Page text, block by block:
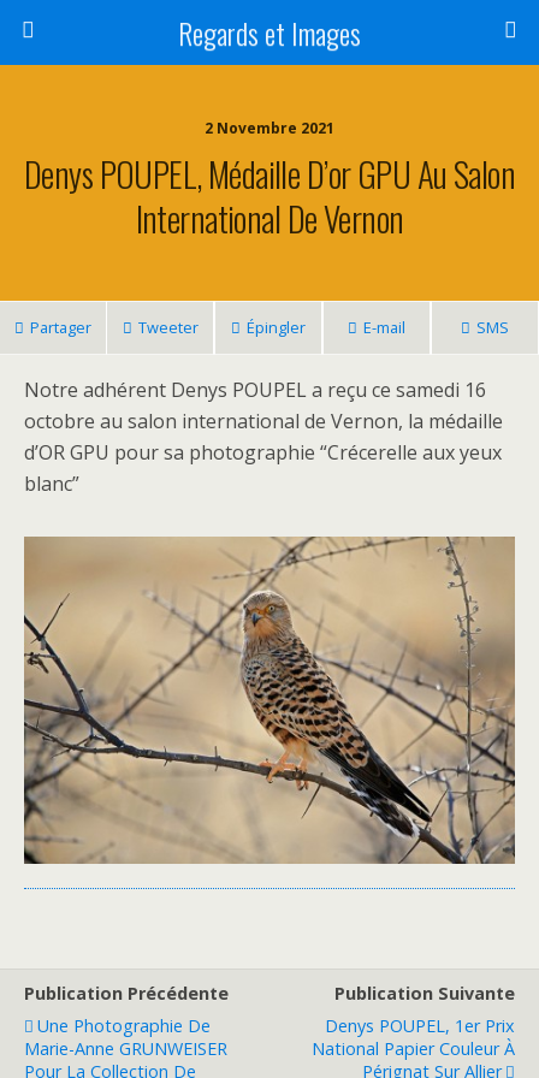
Regards et Images
2 Novembre 2021
Denys POUPEL, Médaille D’or GPU Au Salon
International De Vernon
Partager Tweeter Épingler E-mail SMS
Notre adhérent Denys POUPEL a reçu ce samedi 16
octobre au salon international de Vernon, la médaille
d’OR GPU pour sa photographie “Crécerelle aux yeux
blanc”
Publication Précédente
Une Photographie De
Marie-Anne GRUNWEISER
Pour La Collection De
Publication Suivante
Denys POUPEL, 1er Prix
National Papier Couleur À
Pérignat Sur Allier